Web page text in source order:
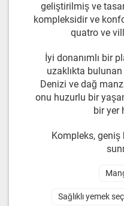
geliştirilmiş ve
kompleksidir ve
quatro ve
İyi donanımlı bir
uzaklıkta
Denizi ve dağ
onu huzurlu bir
bir yer
Kompleks,
Sağlıklı yemek